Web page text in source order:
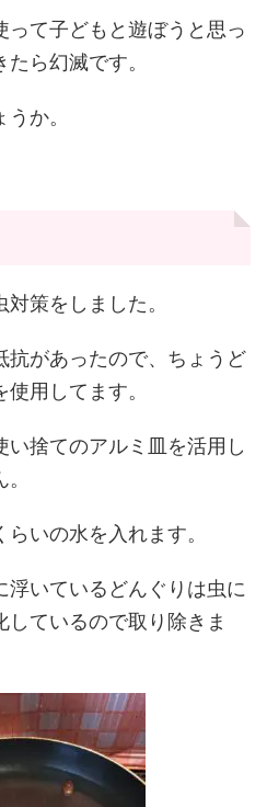
て子どもと遊ぼうと思っ
ら幻滅です。
か。
策をしました。
抗があったので、ちょうど
用してます。
捨てのアルミ皿を活用し
いの水を入れます。
浮いているどんぐりは虫に
ているので取り除きま